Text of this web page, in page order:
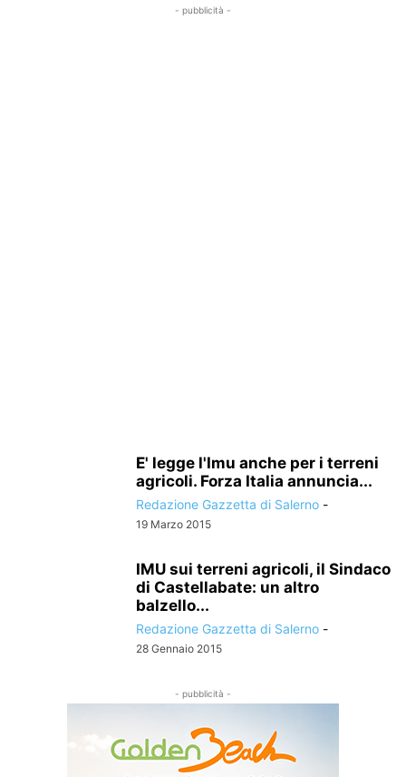
- pubblicità -
E' legge l'Imu anche per i terreni
agricoli. Forza Italia annuncia...
Redazione Gazzetta di Salerno -
19 Marzo 2015
IMU sui terreni agricoli, il Sindaco
di Castellabate: un altro
balzello...
Redazione Gazzetta di Salerno -
28 Gennaio 2015
- pubblicità -